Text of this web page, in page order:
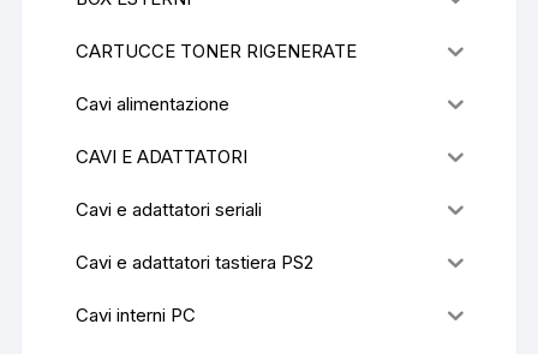
CARTUCCE TONER RIGENERATE
Cavi alimentazione
CAVI E ADATTATORI
Cavi e adattatori seriali
Cavi e adattatori tastiera PS2
Cavi interni PC